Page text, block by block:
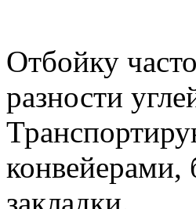
Отбойку
разности
конвейерами,
закладки.